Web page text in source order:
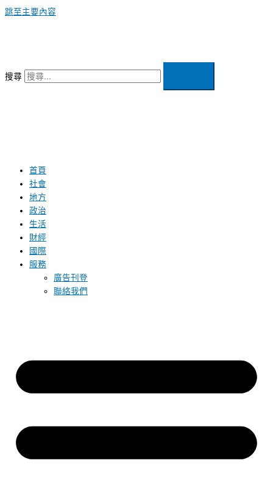
跳至主要內容
搜尋
首頁
社會
地方
政治
生活
財經
國際
服務
廣告刊登
聯絡我們